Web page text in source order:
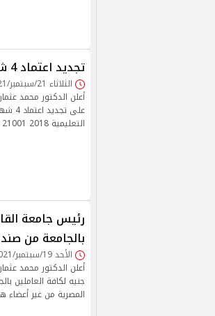
تجديد اعتماد 4 شهادات أيزو بكلية علوم القاهرة
الثلاثاء 21/سبتمبر/2021 - 11:13 ص
أعلن الدكتور محمد
التعليمية ISO 21001 2018 وشهادة ا…
بالجامعة من
الأحد 19/سبتمبر/2021 - 01:20 م
جنيه لكافة العاملين
المصرية من غير أعضاء